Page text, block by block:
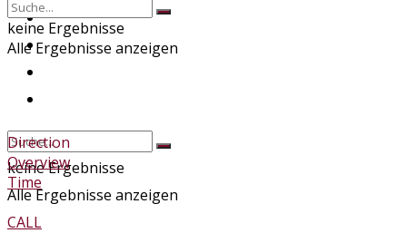
Veranstaltungen
Branchenverzeichnis
keine Ergebnisse
Alle Ergebnisse anzeigen
keine Ergebnisse
Alle Ergebnisse anzeigen
Direction
Overview
Time
CALL